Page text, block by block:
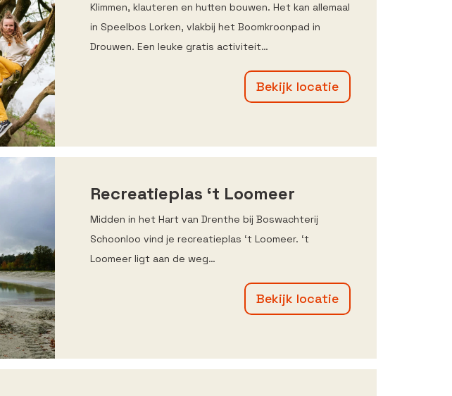
Klimmen, klauteren en hutten bouwen. Het kan allemaal
in Speelbos Lorken, vlakbij het Boomkroonpad in
Drouwen. Een leuke gratis activiteit…
Bekijk locatie
Recreatieplas ‘t Loomeer
Midden in het Hart van Drenthe bij Boswachterij
Schoonloo vind je recreatieplas ‘t Loomeer. ‘t
Loomeer ligt aan de weg…
Bekijk locatie